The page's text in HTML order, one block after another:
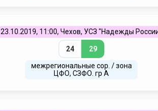
23.10.2019, 11:00, Чехов, УСЗ "Надежды
24 29
межрегиональные сор. / зона
ЦФО, СЗФО. гр А